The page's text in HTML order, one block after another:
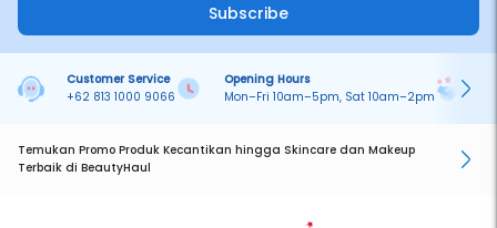
Subscribe
Customer Service
+62 813 1000 9066
Opening Hours
Mon–Fri 10am–5pm, Sat 10am–2pm
Temukan Promo Produk Kecantikan hingga Skincare dan Makeup
Terbaik di BeautyHaul